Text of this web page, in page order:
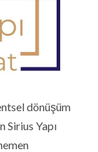
dönüşüm
Sirius Yapı